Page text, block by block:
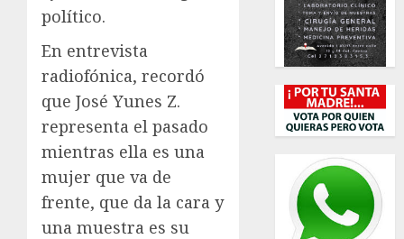
político.
En entrevista
radiofónica, recordó
que José Yunes Z.
representa el pasado
mientras ella es una
mujer que va de
frente, que da la cara y
una muestra es su